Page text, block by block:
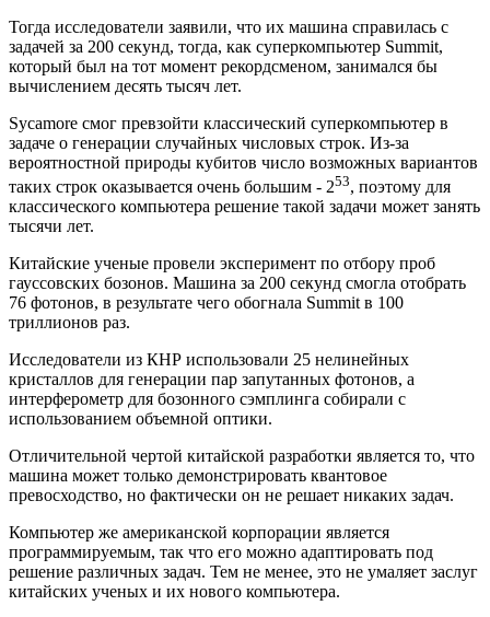
Тогда исследователи заявили, что их машина справилась с
задачей за 200 секунд, тогда, как суперкомпьютер Summit,
который был на тот момент рекордсменом, занимался бы
вычислением десять тысяч лет.
Sycamore смог превзойти классический суперкомпьютер в
задаче о генерации случайных числовых строк. Из-за
вероятностной природы кубитов число возможных вариантов
таких строк оказывается очень большим - 253, поэтому для
классического компьютера решение такой задачи может занять
тысячи лет.
Китайские ученые провели эксперимент по отбору проб
гауссовских бозонов. Машина за 200 секунд смогла отобрать
76 фотонов, в результате чего обогнала Summit в 100
триллионов раз.
Исследователи из КНР использовали 25 нелинейных
кристаллов для генерации пар запутанных фотонов, а
интерферометр для бозонного сэмплинга собирали с
использованием объемной оптики.
Отличительной чертой китайской разработки является то, что
машина может только демонстрировать квантовое
превосходство, но фактически он не решает никаких задач.
Компьютер же американской корпорации является
программируемым, так что его можно адаптировать под
решение различных задач. Тем не менее, это не умаляет заслуг
китайских ученых и их нового компьютера.